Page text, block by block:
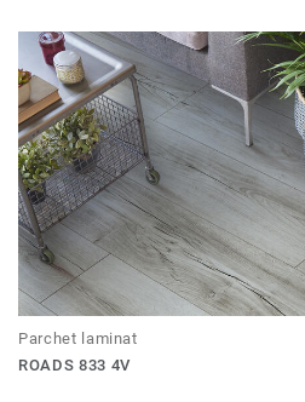
Parchet laminat
ROADS 833 4V